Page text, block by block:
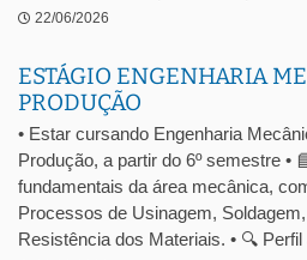
22/06/2026
ESTÁGIO ENGENHARIA
PRODUÇÃO
• Estar cursando Engenharia
Produção, a partir do 6º semestre •
fundamentais da área mecânica,
Processos de Usinagem,
Resistência dos Materiais. • 🔍